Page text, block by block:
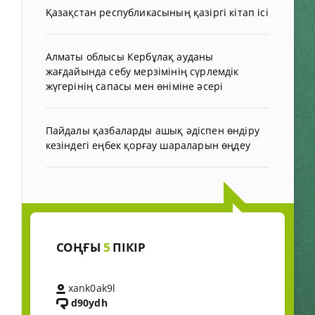
Қазақстан республикасының қазіргі кітап ісі
Алматы облысы Кербұлақ ауданы
жағдайында себу мерзімінің сүрлемдік
жүгерінің сапасы мен өніміне әсері
Пайдалы қазбаларды ашық әдіспен өндіру
кезіндегі еңбек қорғау шараларын өңдеу
СОҢҒЫ 5 ПІКІР
xank0ak9l
d90ydh